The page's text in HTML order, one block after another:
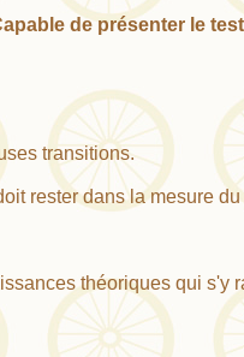
de présenter le
transitions.
rester dans la mesure
théoriques qui s'y